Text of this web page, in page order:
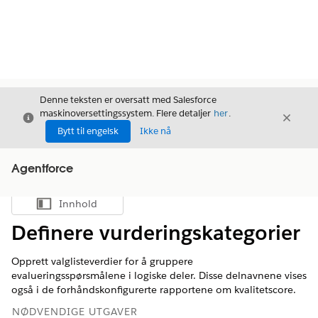
Avslutt
Denne teksten er oversatt med Salesforce
maskinoversettingssystem. Flere detaljer her.
Bytt til engelsk
Ikke nå
Avslutt
Agentforce
Vis innholdsfortegnelse
Innhold
Definere vurderingskategorier
Opprett valglisteverdier for å gruppere
evalueringsspørsmålene i logiske deler. Disse delnavnene vises
også i de forhåndskonfigurerte rapportene om kvalitetscore.
NØDVENDIGE UTGAVER